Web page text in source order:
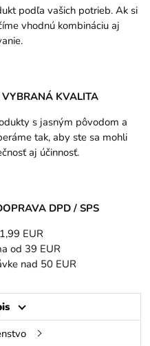
podľa vašich potrieb. Ak si
vhodnú kombináciu aj
KVALITA
s jasným pôvodom a
tak, aby ste sa mohli
aj účinnosť.
DPD / SPS
EUR
od 39 EUR
nad 50 EUR